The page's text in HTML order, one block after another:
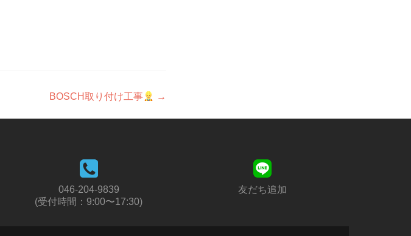
BOSCH取り付け工事 →
046-204-9839
(受付時間：9:00〜17:30)
友だち追加